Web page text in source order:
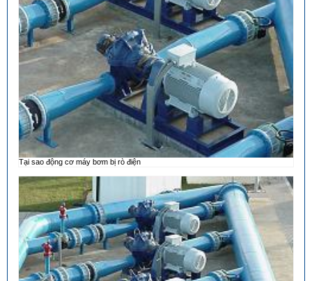
Tại sao động cơ máy bơm bị rò điện